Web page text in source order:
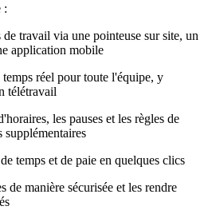
:
de travail via une pointeuse sur site, un
application mobile
temps réel pour toute l'équipe, y
télétravail
les pauses et les règles de
supplémentaires
temps et de paie en quelques clics
de manière sécurisée et les rendre